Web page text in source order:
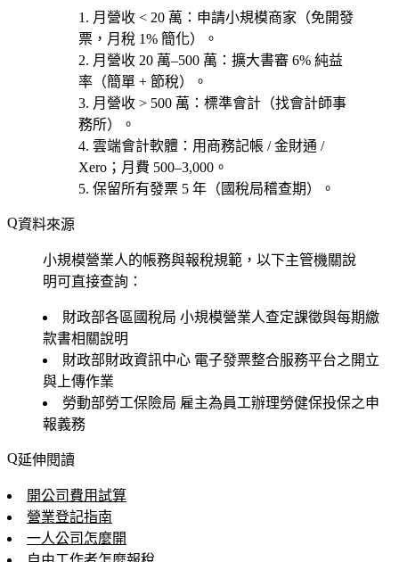
月營收 < 20 萬 ：申請小規模商家（免開發
票，月稅 1% 簡化）。
月營收 20 萬–500 萬 ：擴大書審 6% 純益
率（簡單 + 節稅）。
月營收 > 500 萬 ：標準會計（找會計師事
務所）。
雲端會計軟體 ：用商務記帳 / 金財通 /
Xero；月費 500–3,000。
保留所有發票 5 年（國稅局稽查期）。
資料來源
小規模營業人的帳務與報稅規範，以下主管機關說
明可直接查詢：
財政部各區國稅局 小規模營業人查定課徵與每期繳
款書相關說明
財政部財政資訊中心 電子發票整合服務平台之開立
與上傳作業
勞動部勞工保險局 雇主為員工辦理勞健保投保之申
報義務
延伸閱讀
開公司費用試算
營業登記指南
一人公司怎麼開